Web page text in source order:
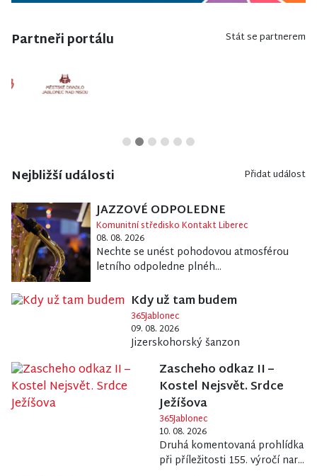
Partneři portálu Stát se partnerem
Nejbližší události Přidat událost
JAZZOVÉ ODPOLEDNE
Komunitní středisko Kontakt Liberec
08. 08. 2026
Nechte se unést pohodovou atmosférou
letního odpoledne plnéh...
Kdy už tam budem
365Jablonec
09. 08. 2026
Jizerskohorský šanzon
Zascheho odkaz II –
Kostel Nejsvět. Srdce
Ježíšova
365Jablonec
10. 08. 2026
Druhá komentovaná prohlídka
při příležitosti 155. výročí nar...